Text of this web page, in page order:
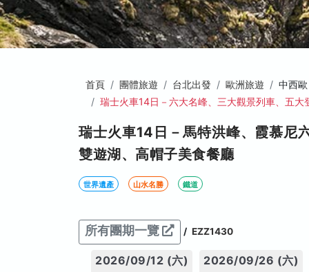
首頁 團體旅遊 台北出發 歐洲旅遊
中西歐
瑞士火車14日－六大名峰、三大觀景列車、五大
瑞士火車14日－馬特洪峰、霞慕尼
雙遊湖、高帽子美食餐廳
世界遺產 山水名勝 鐵道
所有團期一覽 / EZZ1430
2026/09/12 (六) 2026/09/26 (六)